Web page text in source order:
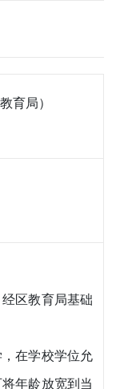
育局）
区教育局基础
在学校学位允
年龄放宽到当